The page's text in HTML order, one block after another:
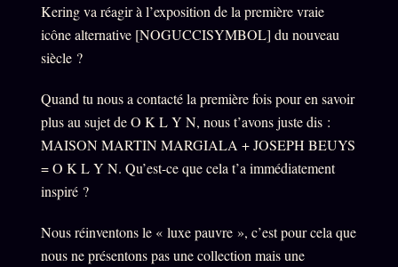
Kering va réagir à l’exposition de la première vraie
icône alternative [NOGUCCISYMBOL] du nouveau
siècle ?
Quand tu nous a contacté la première fois pour en savoir
plus au sujet de O K L Y N, nous t’avons juste dis :
MAISON MARTIN MARGIALA + JOSEPH BEUYS
= O K L Y N. Qu’est-ce que cela t’a immédiatement
inspiré ?
Nous réinventons le « luxe pauvre », c’est pour cela que
nous ne présentons pas une collection mais une